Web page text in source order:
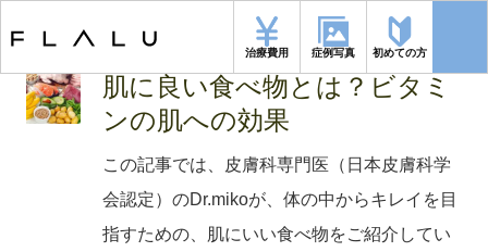
治療費用 症例写真 初めての方
肌に良い食べ物とは？ビタミ
ンの肌への効果
この記事では、皮膚科専門医（日本皮膚科学
会認定）のDr.mikoが、体の中からキレイを目
指すための、肌にいい食べ物をご紹介してい